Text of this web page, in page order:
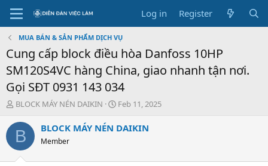
Log in Register
MUA BÁN & SẢN PHẨM DỊCH VỤ
Cung cấp block điều hòa Danfoss 10HP
SM120S4VC hàng China, giao nhanh tận nơi.
Gọi SĐT 0931 143 034
T
r
e
d
BLOCK MÁY NÉN DAIKIN
S
a
Feb 11, 2025
B BLOCK MÁY NÉN DAIKIN
Member